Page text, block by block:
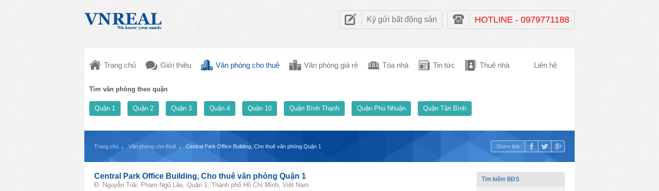
Ký gửi bất động sản HOTLINE - 0979771188
Trang chủ Giới thiệu Văn phòng cho thuê Văn phòng giá rẻ Tòa nhà Tin tức Thuê nhà Liên hệ
Tìm văn phòng theo quận
Quận 1 Quận 2 Quận 3 Quận 4 Quận 10 Quận Bình Thạnh Quận Phú Nhuận Quận Tân Bình
Trang chủ Văn phòng cho thuê Central Park Office Building, Cho thuê văn phòng Quận 1 Share link
Central Park Office Building, Cho thuê văn phòng Quận 1
Đ. Nguyễn Trãi, Phạm Ngũ Lão, Quận 1, Thành phố Hồ Chí Minh, Việt Nam
Tìm kiếm BĐS